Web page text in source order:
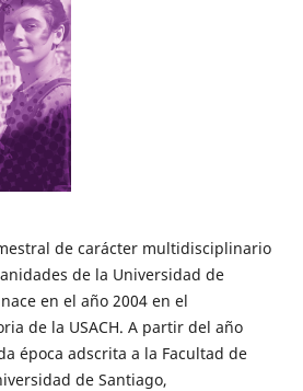
de carácter multidisciplinario
de la Universidad de
en el año 2004 en el
de la USACH. A partir del año
época adscrita a la Facultad de
de Santiago,